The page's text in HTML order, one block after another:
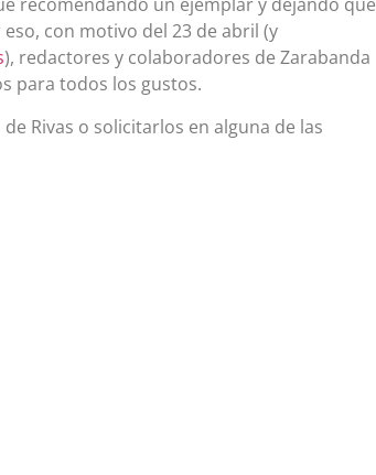
con motivo del 23 de abril (y
), redactores y colaboradores de Zarabanda
para todos los gustos.
Rivas o solicitarlos en alguna de las